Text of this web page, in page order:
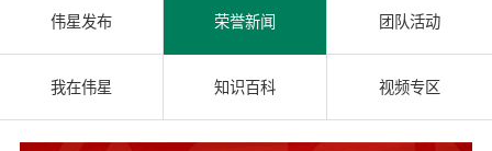
伟星发布 荣誉新闻 团队活动
我在伟星 知识百科 视频专区